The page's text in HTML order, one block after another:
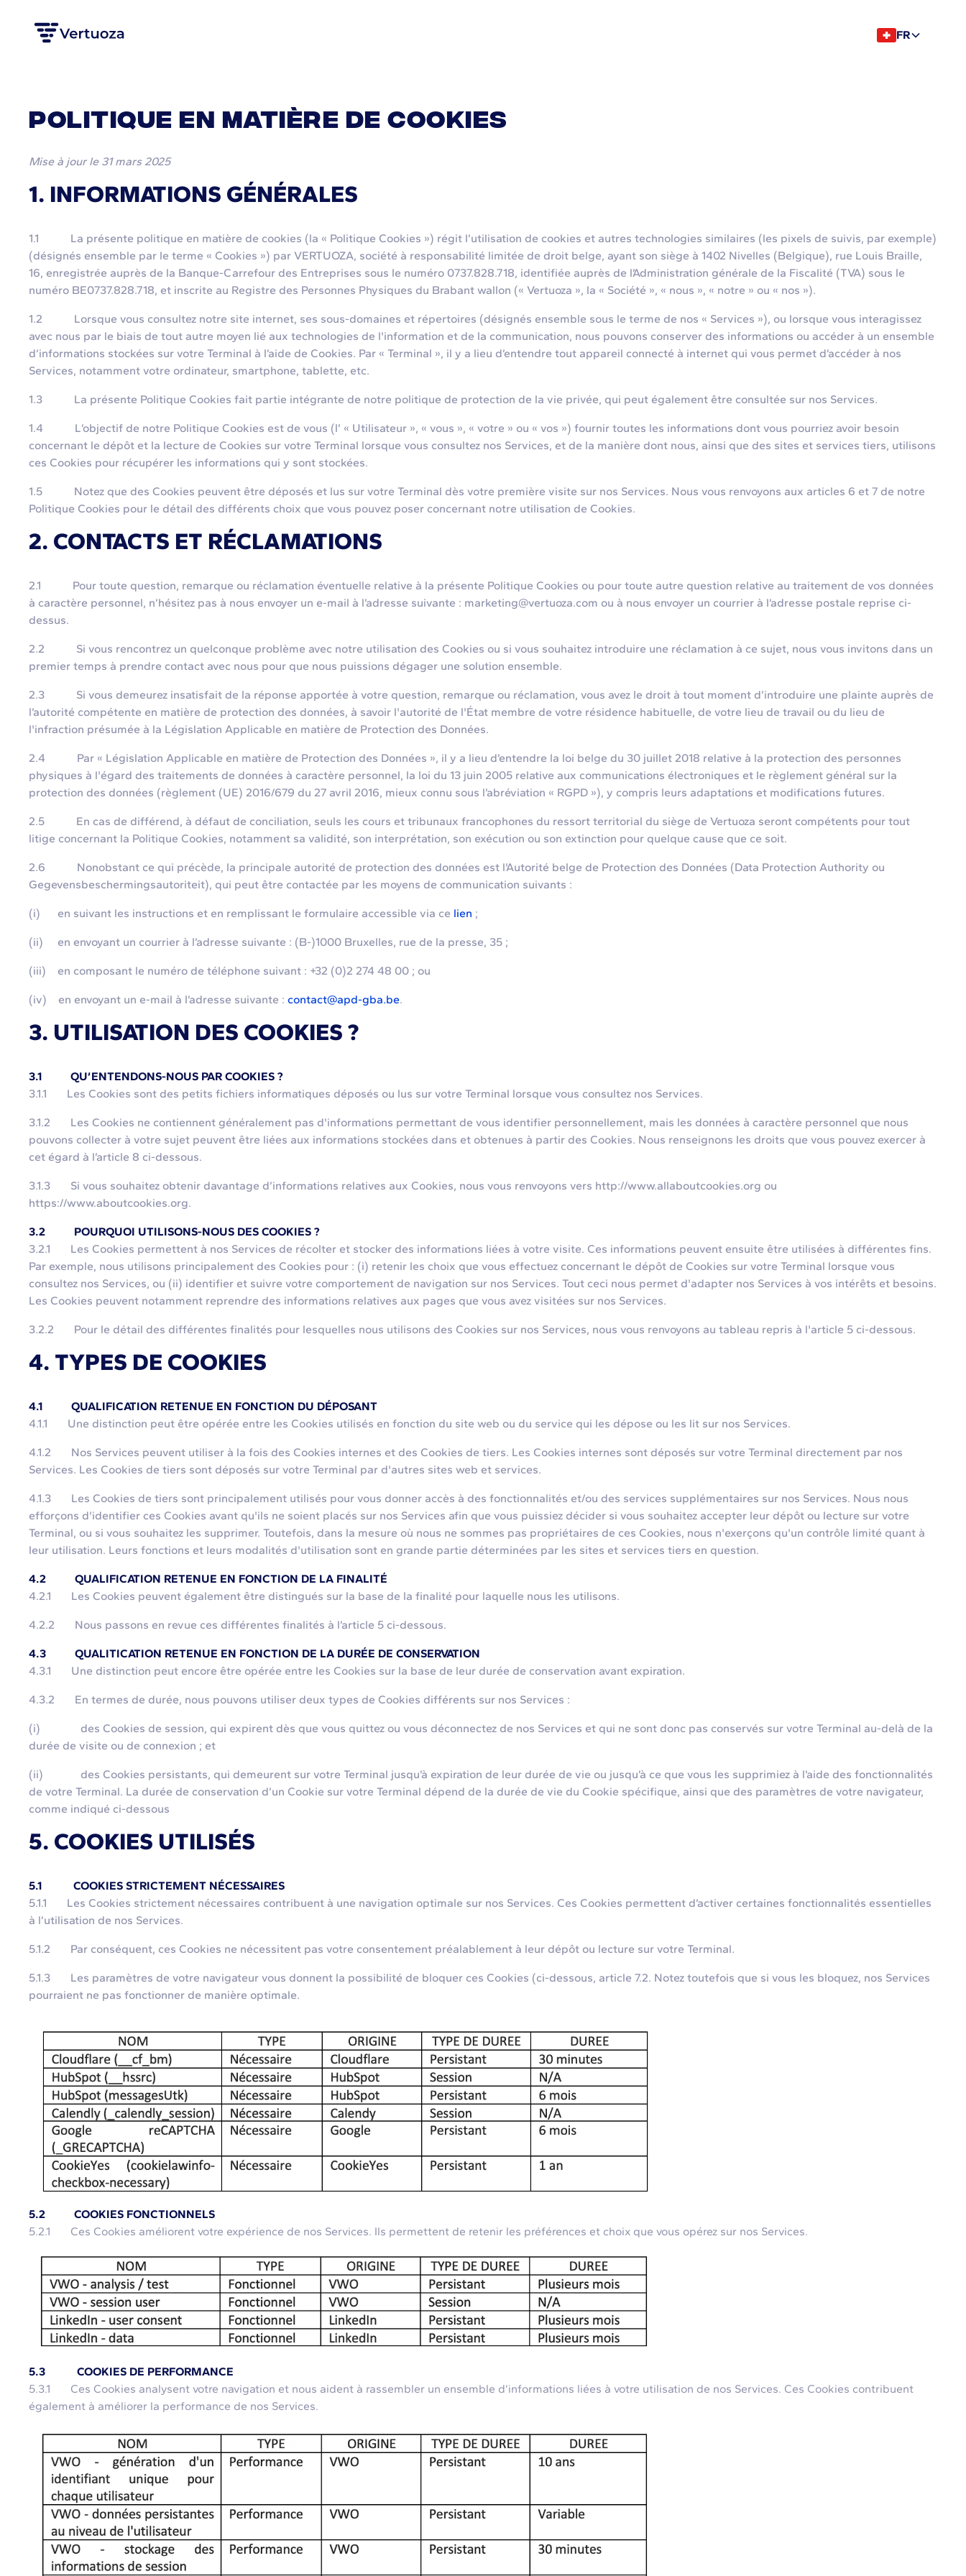
FR
POLITIQUE EN MATIÈRE DE COOKIES
Mise à jour le 31 mars 2025
1. INFORMATIONS GÉNÉRALES
1.1 La présente politique en matière de cookies (la « Politique Cookies ») régit l’utilisation de cookies et autres technologies similaires (les pixels de suivis, par exemple)
(désignés ensemble par le terme « Cookies ») par VERTUOZA, société à responsabilité limitée de droit belge, ayant son siège à 1402 Nivelles (Belgique), rue Louis Braille,
16, enregistrée auprès de la Banque-Carrefour des Entreprises sous le numéro 0737.828.718, identifiée auprès de l’Administration générale de la Fiscalité (TVA) sous le
numéro BE0737.828.718, et inscrite au Registre des Personnes Physiques du Brabant wallon (« Vertuoza », la « Société », « nous », « notre » ou « nos »).
1.2 Lorsque vous consultez notre site internet, ses sous-domaines et répertoires (désignés ensemble sous le terme de nos « Services »), ou lorsque vous interagissez
avec nous par le biais de tout autre moyen lié aux technologies de l'information et de la communication, nous pouvons conserver des informations ou accéder à un ensemble
d’informations stockées sur votre Terminal à l’aide de Cookies. Par « Terminal », il y a lieu d’entendre tout appareil connecté à internet qui vous permet d’accéder à nos
Services, notamment votre ordinateur, smartphone, tablette, etc.
1.3 La présente Politique Cookies fait partie intégrante de notre politique de protection de la vie privée, qui peut également être consultée sur nos Services.
1.4 L’objectif de notre Politique Cookies est de vous (l’ « Utilisateur », « vous », « votre » ou « vos ») fournir toutes les informations dont vous pourriez avoir besoin
concernant le dépôt et la lecture de Cookies sur votre Terminal lorsque vous consultez nos Services, et de la manière dont nous, ainsi que des sites et services tiers, utilisons
ces Cookies pour récupérer les informations qui y sont stockées.
1.5 Notez que des Cookies peuvent être déposés et lus sur votre Terminal dès votre première visite sur nos Services. Nous vous renvoyons aux articles 6 et 7 de notre
Politique Cookies pour le détail des différents choix que vous pouvez poser concernant notre utilisation de Cookies.
2. CONTACTS ET RÉCLAMATIONS
2.1 Pour toute question, remarque ou réclamation éventuelle relative à la présente Politique Cookies ou pour toute autre question relative au traitement de vos données
à caractère personnel, n’hésitez pas à nous envoyer un e-mail à l’adresse suivante : marketing@vertuoza.com ou à nous envoyer un courrier à l’adresse postale reprise ci-
dessus.
2.2 Si vous rencontrez un quelconque problème avec notre utilisation des Cookies ou si vous souhaitez introduire une réclamation à ce sujet, nous vous invitons dans un
premier temps à prendre contact avec nous pour que nous puissions dégager une solution ensemble.
2.3 Si vous demeurez insatisfait de la réponse apportée à votre question, remarque ou réclamation, vous avez le droit à tout moment d’introduire une plainte auprès de
l’autorité compétente en matière de protection des données, à savoir l'autorité de l'État membre de votre résidence habituelle, de votre lieu de travail ou du lieu de
l'infraction présumée à la Législation Applicable en matière de Protection des Données.
2.4 Par « Législation Applicable en matière de Protection des Données », il y a lieu d’entendre la loi belge du 30 juillet 2018 relative à la protection des personnes
physiques à l'égard des traitements de données à caractère personnel, la loi du 13 juin 2005 relative aux communications électroniques et le règlement général sur la
protection des données (règlement (UE) 2016/679 du 27 avril 2016, mieux connu sous l’abréviation « RGPD »), y compris leurs adaptations et modifications futures.
2.5 En cas de différend, à défaut de conciliation, seuls les cours et tribunaux francophones du ressort territorial du siège de Vertuoza seront compétents pour tout
litige concernant la Politique Cookies, notamment sa validité, son interprétation, son exécution ou son extinction pour quelque cause que ce soit.
2.6 Nonobstant ce qui précède, la principale autorité de protection des données est l'Autorité belge de Protection des Données (Data Protection Authority ou
Gegevensbeschermingsautoriteit), qui peut être contactée par les moyens de communication suivants :
(i) en suivant les instructions et en remplissant le formulaire accessible via ce lien ;
(ii) en envoyant un courrier à l’adresse suivante : (B-)1000 Bruxelles, rue de la presse, 35 ;
(iii) en composant le numéro de téléphone suivant : +32 (0)2 274 48 00 ; ou
(iv) en envoyant un e-mail à l’adresse suivante : contact@apd-gba.be.
3. UTILISATION DES COOKIES ?
3.1 QU’ENTENDONS-NOUS PAR COOKIES ?
3.1.1 Les Cookies sont des petits fichiers informatiques déposés ou lus sur votre Terminal lorsque vous consultez nos Services.
3.1.2 Les Cookies ne contiennent généralement pas d'informations permettant de vous identifier personnellement, mais les données à caractère personnel que nous
pouvons collecter à votre sujet peuvent être liées aux informations stockées dans et obtenues à partir des Cookies. Nous renseignons les droits que vous pouvez exercer à
cet égard à l’article 8 ci-dessous.
3.1.3 Si vous souhaitez obtenir davantage d’informations relatives aux Cookies, nous vous renvoyons vers http://www.allaboutcookies.org ou
https://www.aboutcookies.org.
3.2 POURQUOI UTILISONS-NOUS DES COOKIES ?
3.2.1 Les Cookies permettent à nos Services de récolter et stocker des informations liées à votre visite. Ces informations peuvent ensuite être utilisées à différentes fins.
Par exemple, nous utilisons principalement des Cookies pour : (i) retenir les choix que vous effectuez concernant le dépôt de Cookies sur votre Terminal lorsque vous
consultez nos Services, ou (ii) identifier et suivre votre comportement de navigation sur nos Services. Tout ceci nous permet d'adapter nos Services à vos intérêts et besoins.
Les Cookies peuvent notamment reprendre des informations relatives aux pages que vous avez visitées sur nos Services.
3.2.2 Pour le détail des différentes finalités pour lesquelles nous utilisons des Cookies sur nos Services, nous vous renvoyons au tableau repris à l'article 5 ci-dessous.
4. TYPES DE COOKIES
4.1 QUALIFICATION RETENUE EN FONCTION DU DÉPOSANT
4.1.1 Une distinction peut être opérée entre les Cookies utilisés en fonction du site web ou du service qui les dépose ou les lit sur nos Services.
4.1.2 Nos Services peuvent utiliser à la fois des Cookies internes et des Cookies de tiers. Les Cookies internes sont déposés sur votre Terminal directement par nos
Services. Les Cookies de tiers sont déposés sur votre Terminal par d'autres sites web et services.
4.1.3 Les Cookies de tiers sont principalement utilisés pour vous donner accès à des fonctionnalités et/ou des services supplémentaires sur nos Services. Nous nous
efforçons d'identifier ces Cookies avant qu'ils ne soient placés sur nos Services afin que vous puissiez décider si vous souhaitez accepter leur dépôt ou lecture sur votre
Terminal, ou si vous souhaitez les supprimer. Toutefois, dans la mesure où nous ne sommes pas propriétaires de ces Cookies, nous n'exerçons qu'un contrôle limité quant à
leur utilisation. Leurs fonctions et leurs modalités d'utilisation sont en grande partie déterminées par les sites et services tiers en question.
4.2 QUALIFICATION RETENUE EN FONCTION DE LA FINALITÉ
4.2.1 Les Cookies peuvent également être distingués sur la base de la finalité pour laquelle nous les utilisons.
4.2.2 Nous passons en revue ces différentes finalités à l’article 5 ci-dessous.
4.3 QUALITICATION RETENUE EN FONCTION DE LA DURÉE DE CONSERVATION
4.3.1 Une distinction peut encore être opérée entre les Cookies sur la base de leur durée de conservation avant expiration.
4.3.2 En termes de durée, nous pouvons utiliser deux types de Cookies différents sur nos Services :
(i) des Cookies de session, qui expirent dès que vous quittez ou vous déconnectez de nos Services et qui ne sont donc pas conservés sur votre Terminal au-delà de la
durée de visite ou de connexion ; et
(ii) des Cookies persistants, qui demeurent sur votre Terminal jusqu’à expiration de leur durée de vie ou jusqu’à ce que vous les supprimiez à l’aide des fonctionnalités
de votre Terminal. La durée de conservation d’un Cookie sur votre Terminal dépend de la durée de vie du Cookie spécifique, ainsi que des paramètres de votre navigateur,
comme indiqué ci-dessous
5. COOKIES UTILISÉS
5.1 COOKIES STRICTEMENT NÉCESSAIRES
5.1.1 Les Cookies strictement nécessaires contribuent à une navigation optimale sur nos Services. Ces Cookies permettent d’activer certaines fonctionnalités essentielles
à l’utilisation de nos Services.
5.1.2 Par conséquent, ces Cookies ne nécessitent pas votre consentement préalablement à leur dépôt ou lecture sur votre Terminal.
5.1.3 Les paramètres de votre navigateur vous donnent la possibilité de bloquer ces Cookies (ci-dessous, article 7.2. Notez toutefois que si vous les bloquez, nos Services
pourraient ne pas fonctionner de manière optimale.
5.2 COOKIES FONCTIONNELS
5.2.1 Ces Cookies améliorent votre expérience de nos Services. Ils permettent de retenir les préférences et choix que vous opérez sur nos Services.
5.3 COOKIES DE PERFORMANCE
5.3.1 Ces Cookies analysent votre navigation et nous aident à rassembler un ensemble d’informations liées à votre utilisation de nos Services. Ces Cookies contribuent
également à améliorer la performance de nos Services.